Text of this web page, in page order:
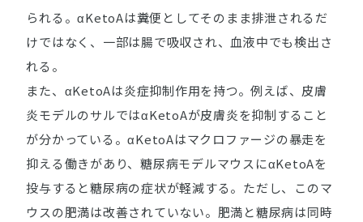
られる。αKetoAは糞便としてそのまま排泄されるだ
けではなく、一部は腸で吸収され、血液中でも検出さ
れる。
また、αKetoAは炎症抑制作用を持つ。例えば、皮膚
炎モデルのサルではαKetoAが皮膚炎を抑制すること
が分かっている。αKetoAはマクロファージの暴走を
抑える働きがあり、糖尿病モデルマウスにαKetoAを
投与すると糖尿病の症状が軽減する。ただし、このマ
ウスの肥満は改善されていない。肥満と糖尿病は同時